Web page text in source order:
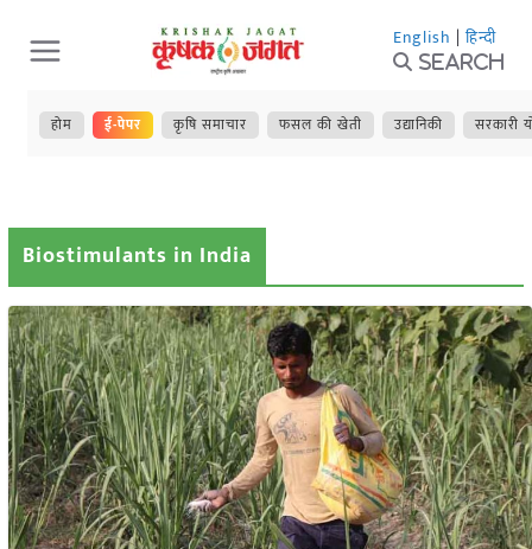
Skip
to
content
English | हिन्दी
Search
होम ई-पेपर कृषि समाचार फसल की खेती उद्यानिकी सरकारी
Biostimulants in India